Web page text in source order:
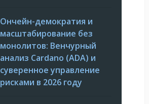
Ончейн-демократия и
масштабирование без
монолитов: Венчурный
анализ Cardano (ADA) и
суверенное управление
рисками в 2026 году